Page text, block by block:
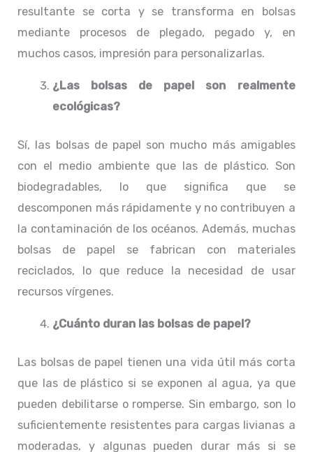
resultante se corta y se transforma en bolsas
mediante procesos de plegado, pegado y, en
muchos casos, impresión para personalizarlas.
¿Las bolsas de papel son realmente
ecológicas?
Sí, las bolsas de papel son mucho más amigables
con el medio ambiente que las de plástico. Son
biodegradables, lo que significa que se
descomponen más rápidamente y no contribuyen a
la contaminación de los océanos. Además, muchas
bolsas de papel se fabrican con materiales
reciclados, lo que reduce la necesidad de usar
recursos vírgenes.
¿Cuánto duran las bolsas de papel?
Las bolsas de papel tienen una vida útil más corta
que las de plástico si se exponen al agua, ya que
pueden debilitarse o romperse. Sin embargo, son lo
suficientemente resistentes para cargas livianas a
moderadas, y algunas pueden durar más si se